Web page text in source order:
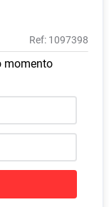
: 1097398
momento